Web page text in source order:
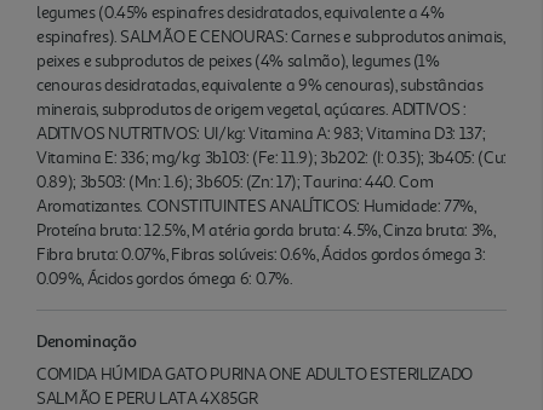
legumes (0.45% espinafres desidratados, equivalente a 4%
espinafres). SALMÃO E CENOURAS: Carnes e subprodutos animais,
peixes e subprodutos de peixes (4% salmão), legumes (1%
cenouras desidratadas, equivalente a 9% cenouras), substâncias
minerais, subprodutos de origem vegetal, açúcares. ADITIVOS :
ADITIVOS NUTRITIVOS: UI/kg: Vitamina A: 983; Vitamina D3: 137;
Vitamina E: 336; mg/kg: 3b103: (Fe: 11.9); 3b202: (I: 0.35); 3b405: (Cu:
0.89); 3b503: (Mn: 1.6); 3b605: (Zn: 17); Taurina: 440. Com
Aromatizantes. CONSTITUINTES ANALÍTICOS: Humidade: 77%,
Proteína bruta: 12.5%, M atéria gorda bruta: 4.5%, Cinza bruta: 3%,
Fibra bruta: 0.07%, Fibras solúveis: 0.6%, Ácidos gordos ómega 3:
0.09%, Ácidos gordos ómega 6: 0.7%.
Denominação
COMIDA HÚMIDA GATO PURINA ONE ADULTO ESTERILIZADO
SALMÃO E PERU LATA 4X85GR